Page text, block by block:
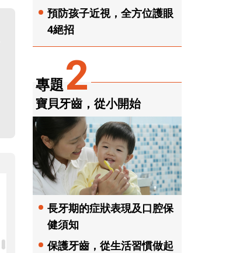
預防孩子近視，全方位護眼
4絕招
專題2
寶貝牙齒，從小開始
長牙期的症狀表現及口腔保
健須知
保護牙齒，從生活習慣做起